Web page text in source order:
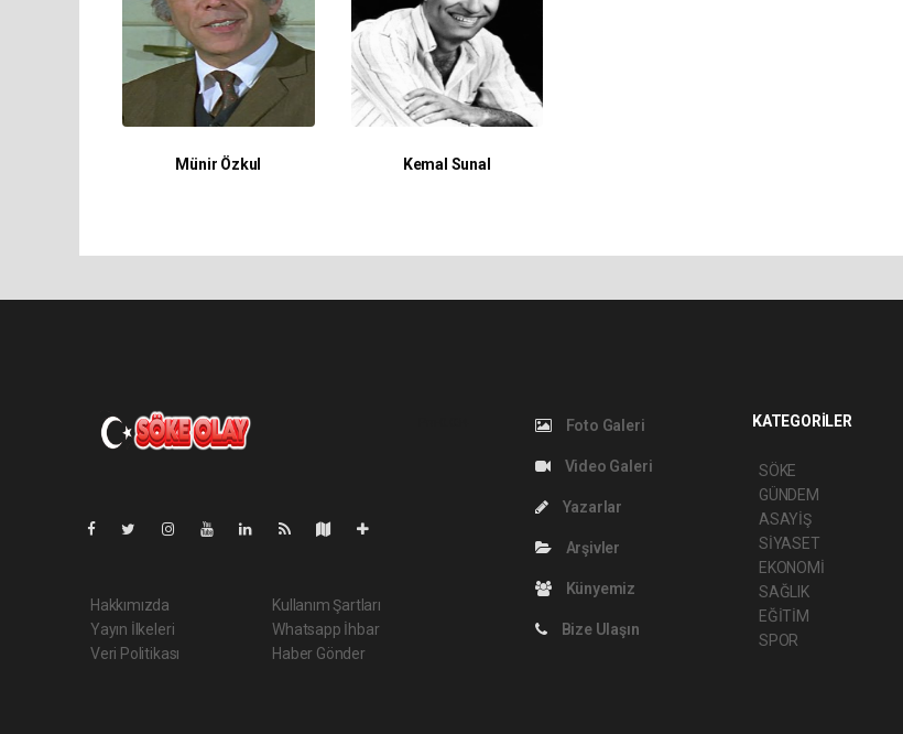
Münir Özkul Kemal Sunal
Hakkımızda
Yayın İlkeleri
Veri Politikası
Kullanım Şartları
Whatsapp İhbar
Haber Gönder
Foto Galeri
Video Galeri
Yazarlar
Arşivler
Künyemiz
Bize Ulaşın
KATEGORİLER
SÖKE
GÜNDEM
ASAYİŞ
SİYASET
EKONOMİ
SAĞLIK
EĞİTİM
SPOR